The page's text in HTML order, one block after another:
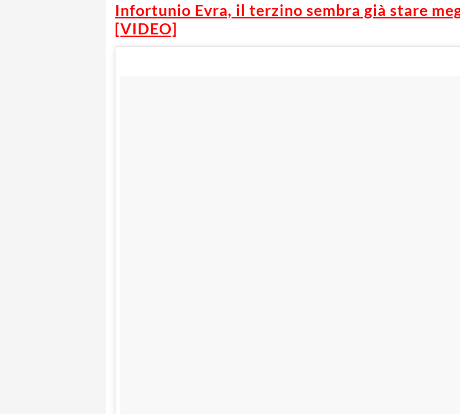
Infortunio Evra, il terzino sembra già stare
[VIDEO]